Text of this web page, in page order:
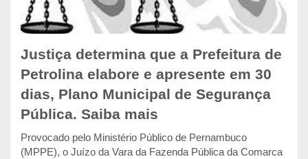
Justiça determina que a Prefeitura de
Petrolina elabore e apresente em 30
dias, Plano Municipal de Segurança
Pública. Saiba mais
Provocado pelo Ministério Público de Pernambuco
(MPPE), o Juízo da Vara da Fazenda Pública da Comarca